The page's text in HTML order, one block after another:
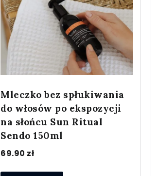
Mleczko bez spłukiwania
do włosów po ekspozycji
na słońcu Sun Ritual
Sendo 150ml
69.90 zł